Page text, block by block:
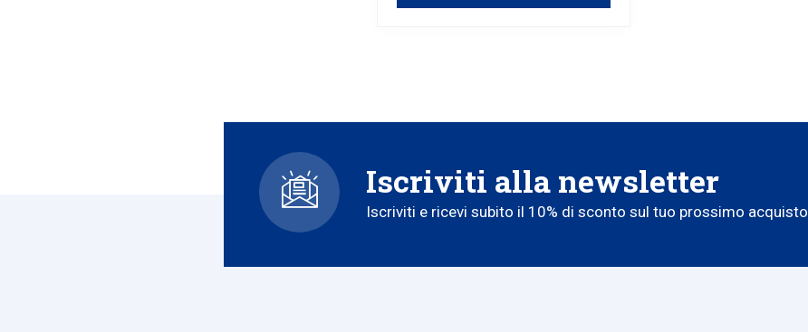
Iscriviti alla newsletter
Iscriviti e ricevi subito il 10% di sconto sul tuo prossimo acquisto